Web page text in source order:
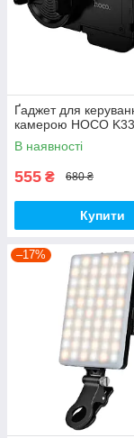
Ґаджет для
камерою HOCO
В наявності
555 ₴ 680 ₴
Купити
–17%